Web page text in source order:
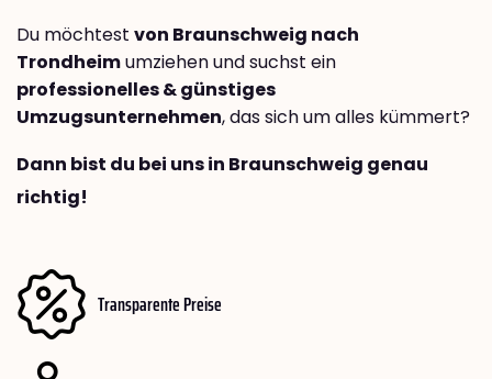
Du möchtest von Braunschweig nach
Trondheimumziehen und suchst ein
professionelles & günstiges
Umzugsunternehmen, das sich um alles kümmert?
Dann bist du bei uns in Braunschweig genau
richtig!
Transparente Preise